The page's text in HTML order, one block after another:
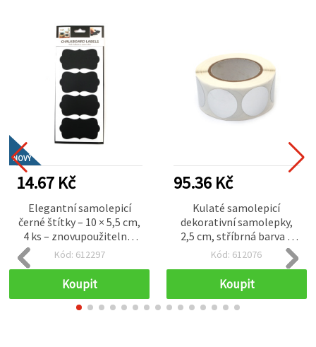
NOVÝ
14.67 Kč
Elegantní samolepicí
černé štítky – 10 × 5,5 cm,
4 ks – znovupoužitelné,
hladké, ideální na
označování sklenic, lahví,
dárků a kreativní DIY
tvoření
Kód: 612297
Koupit
95.36 Kč
Kulaté samolepicí
dekorativní samolepky,
2,5 cm, stříbrná barva –
balení 500 ks
Kód: 612076
Koupit